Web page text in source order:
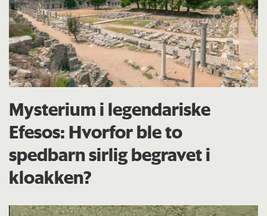
Mysterium i legendariske
Efesos: Hvorfor ble to
spedbarn sirlig begravet i
kloakken?